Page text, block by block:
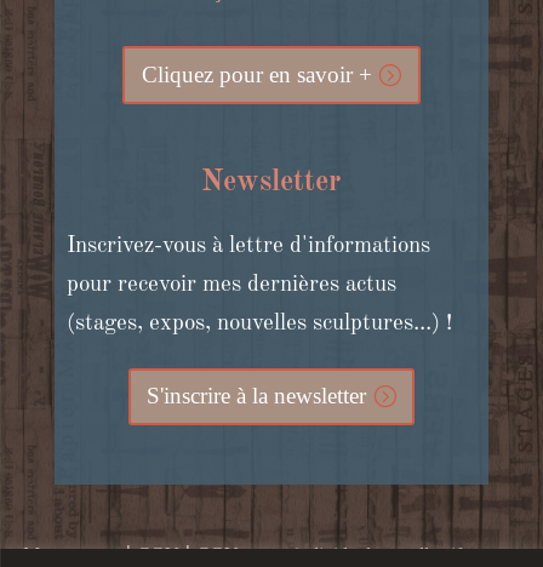
Cliquez pour en savoir +
Newsletter
Inscrivez-vous à lettre d'informations
pour recevoir mes dernières actus
(stages, expos, nouvelles sculptures...) !
S'inscrire à la newsletter
Mon compte|CGV|CGV stages individuels et collectifs, cours